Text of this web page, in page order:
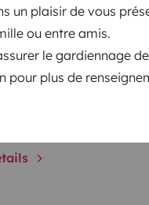
un plaisir de vous
ou entre amis.
le gardiennage
pour plus de
Datum
2010